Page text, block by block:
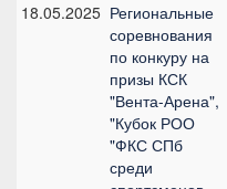
18.05.2025 Региональные
соревнования
по конкуру на
призы КСК
"Вента-Арена",
"Кубок РОО
"ФКС СПб
среди